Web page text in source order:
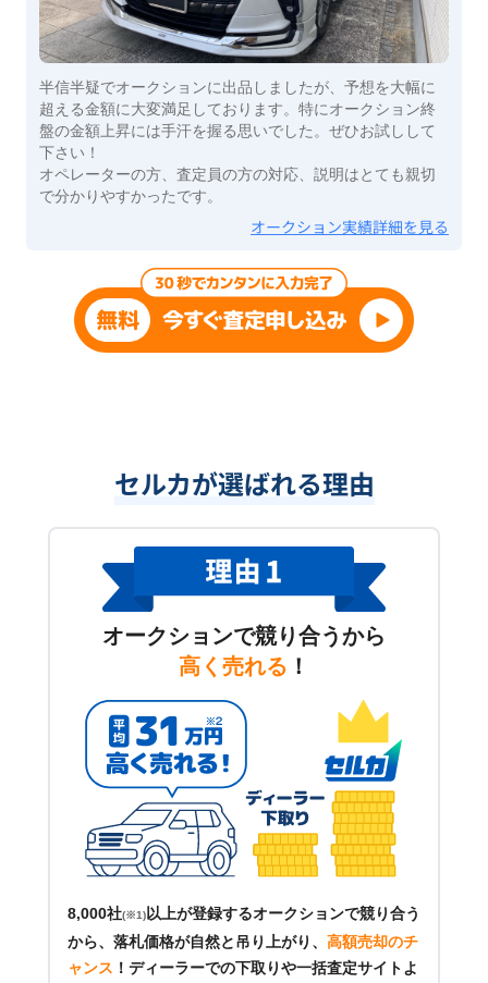
半信半疑でオークションに出品しましたが、予想を大幅に
超える金額に大変満足しております。特にオークション終
盤の金額上昇には手汗を握る思いでした。ぜひお試しして
下さい！
オペレーターの方、査定員の方の対応、説明はとても親切
で分かりやすかったです。
オークション実績詳細を見る
セルカが選ばれる理由
オークションで競り合うから
高く売れる ！
8,000社(※1) 以上が登録するオークションで競り合う
から、落札価格が自然と吊り上がり、 高額売却のチ
ャンス ！ ディーラーでの下取りや一括査定サイトよ